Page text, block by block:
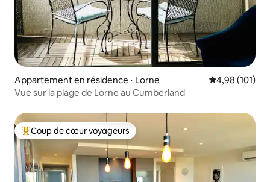
Appartement en résidence ⋅ Lorne Évaluation
4,98 (101)
Vue sur la plage de Lorne au Cumberland
Coups de cœur voyageurs les plus appréciés
Coup de cœur voyageurs